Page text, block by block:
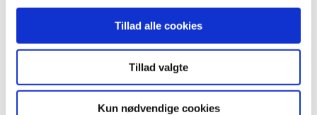
Tillad alle cookies
Tillad valgte
Kun nødvendige cookies
Høringer på Høringsportalen